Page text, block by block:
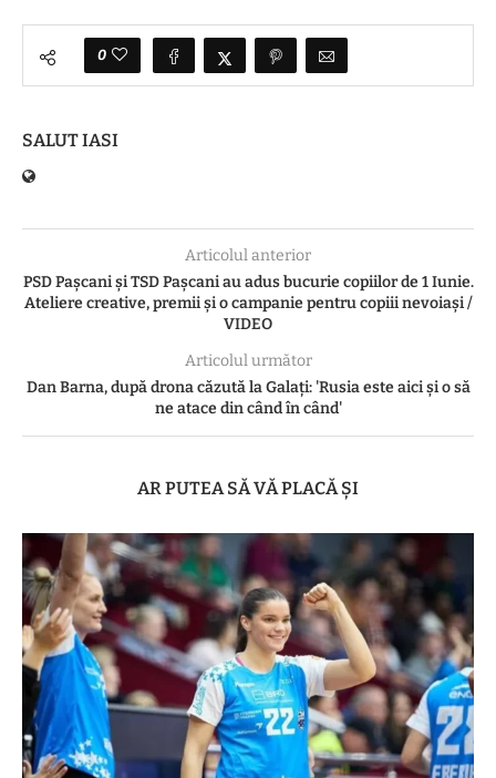
0
SALUT IASI
Articolul anterior
PSD Pașcani și TSD Pașcani au adus bucurie copiilor de 1 Iunie.
Ateliere creative, premii și o campanie pentru copiii nevoiași /
VIDEO
Articolul următor
Dan Barna, după drona căzută la Galați: 'Rusia este aici și o să
ne atace din când în când'
AR PUTEA SĂ VĂ PLACĂ ȘI